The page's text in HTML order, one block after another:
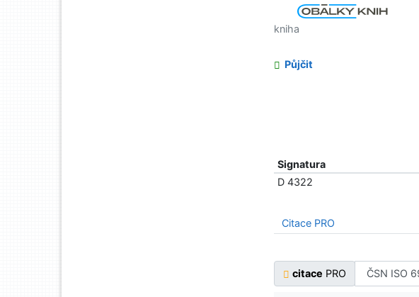
kniha
Půjčit
Signatura
D 4322
Citace PRO
citace PRO